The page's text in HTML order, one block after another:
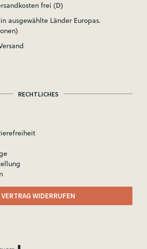
frei (D)
ausgewählte Länder Europas.
RECHTLICHES
VERTRAG WIDERRUFEN